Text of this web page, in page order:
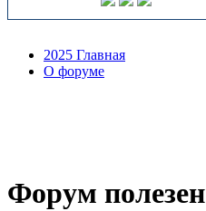
2025 Главная
О форуме
Форум полезен